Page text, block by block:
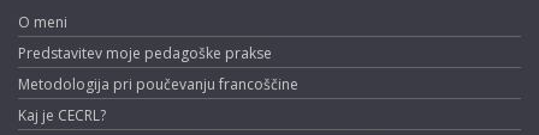
O meni
Predstavitev moje pedagoške prakse
Metodologija pri poučevanju francoščine
Kaj je CECRL?